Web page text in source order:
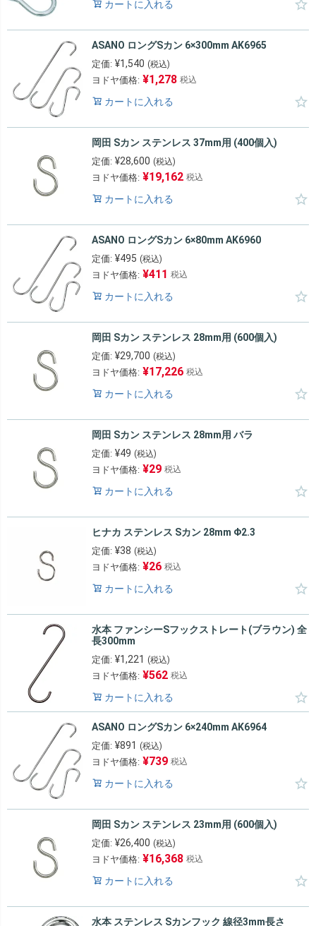
カートに入れる
ASANO ロングSカン 6×300mm AK6965
定価: ¥1,540 (税込)
ヨドヤ価格: ¥1,278 税込
カートに入れる
岡田 Sカン ステンレス 37mm用 (400個入)
定価: ¥28,600 (税込)
ヨドヤ価格: ¥19,162 税込
カートに入れる
ASANO ロングSカン 6×80mm AK6960
定価: ¥495 (税込)
ヨドヤ価格: ¥411 税込
カートに入れる
岡田 Sカン ステンレス 28mm用 (600個入)
定価: ¥29,700 (税込)
ヨドヤ価格: ¥17,226 税込
カートに入れる
岡田 Sカン ステンレス 28mm用 バラ
定価: ¥49 (税込)
ヨドヤ価格: ¥29 税込
カートに入れる
ヒナカ ステンレス Sカン 28mm Φ2.3
定価: ¥38 (税込)
ヨドヤ価格: ¥26 税込
カートに入れる
水本 ファンシーSフックストレート(ブラウン) 全
長300mm
定価: ¥1,221 (税込)
ヨドヤ価格: ¥562 税込
カートに入れる
ASANO ロングSカン 6×240mm AK6964
定価: ¥891 (税込)
ヨドヤ価格: ¥739 税込
カートに入れる
岡田 Sカン ステンレス 23mm用 (600個入)
定価: ¥26,400 (税込)
ヨドヤ価格: ¥16,368 税込
カートに入れる
水本 ステンレス Sカンフック 線径3mm長さ